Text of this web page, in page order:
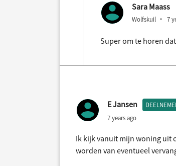
Sara Maass
Wolfskuil 7
Super om te horen
E Jansen
7 years ago
Ik kijk vanuit mijn woning uit
worden van eventueel